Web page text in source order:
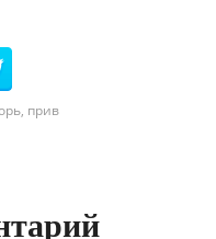
, прив